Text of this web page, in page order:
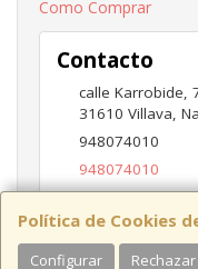
Política de Cookies
Configurar Rechazar
Como Comprar
Contacto
calle Karrobide,
31610 Villava,
948074010
948074010